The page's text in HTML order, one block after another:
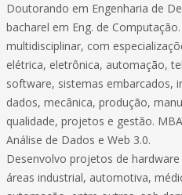
Doutorando em Engenharia de
bacharel em Eng. de
multidisciplinar, com
elétrica, eletrônica, automação,
software, sistemas embarcados,
dados, mecânica, produção,
qualidade, projetos e gestão.
Análise de Dados e Web 3.0.
Desenvolvo projetos de
áreas industrial, automotiva,